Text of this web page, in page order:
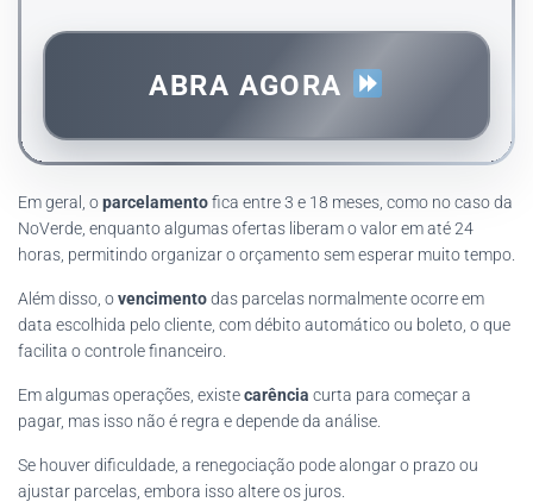
ABRA AGORA
Em geral, oparcelamentofica entre 3 e 18 meses, como no caso da
NoVerde, enquanto algumas ofertas liberam o valor em até 24
horas, permitindo organizar o orçamento sem esperar muito tempo.
Além disso, ovencimentodas parcelas normalmente ocorre em
data escolhida pelo cliente, com débito automático ou boleto, o que
facilita o controle financeiro.
Em algumas operações, existecarência curta para começar a
pagar, mas isso não é regra e depende da análise.
Se houver dificuldade, a renegociação pode alongar o prazo ou
ajustar parcelas, embora isso altere os juros.